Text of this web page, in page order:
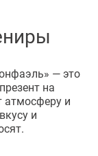
— это
на
атмосферу и
и